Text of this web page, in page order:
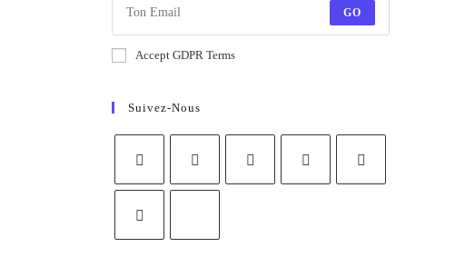
GO
Accept GDPR Terms
Suivez-Nous